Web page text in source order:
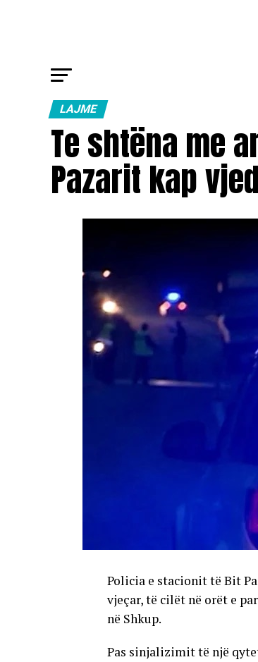
LAJME
Te shtëna me
Pazarit kap
Policia e stacionit të Bit
vjeçar, të cilët në orët e
në Shkup.
Pas sinjalizimit të një